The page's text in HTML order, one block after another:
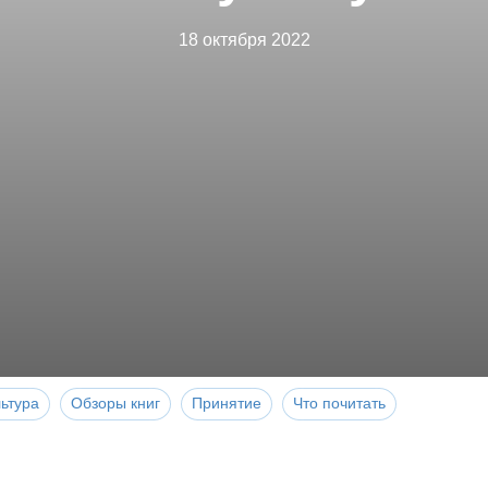
18 октября 2022
Обзоры книг Принятие Что почитать